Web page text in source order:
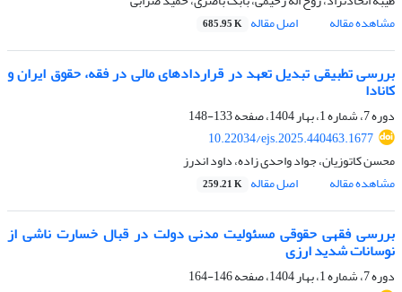
مشاهده مقاله
اصل مقاله 685.95 K
بررسی تطبیقی تبدیل تعهد در قراردادهای مالی در فقه، حقوق ایران و
کانادا
دوره 7، شماره 1، بهار 1404، صفحه
133-148
10.22034/ejs.2025.440463.1677
محسن کاتوزیان، جواد واحدی زاده، داود اندرز
مشاهده مقاله
اصل مقاله 259.21 K
بررسی فقهی حقوقی مسئولیت مدنی دولت در قبال خسارت ناشی از
نوسانات شدید ارزی
دوره 7، شماره 1، بهار 1404، صفحه
146-164